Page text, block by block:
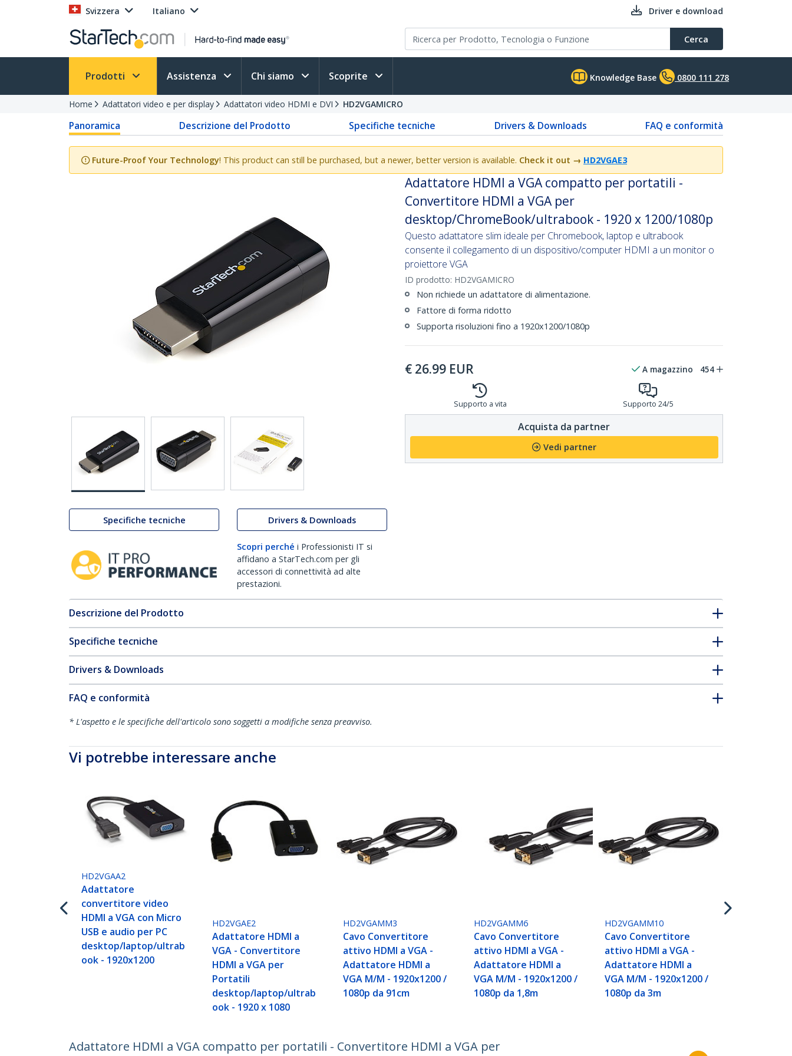
Svizzera Italiano Driver e download
Cerca
Prodotti Assistenza Chi siamo Scoprite Knowledge Base 0800 111 278
Home Adattatori video e per display Adattatori video HDMI e DVI HD2VGAMICRO
Panoramica Descrizione del Prodotto Specifiche tecniche Drivers & Downloads FAQ e conformità
Future-Proof Your Technology! This product can still be purchased, but a newer, better version is available. Check it out → HD2VGAE3
Specifiche tecniche Drivers & Downloads
Scopri perché i Professionisti IT si
affidano a StarTech.com per gli
accessori di connettività ad alte
prestazioni.
Adattatore HDMI a VGA compatto per portatili -
Convertitore HDMI a VGA per
desktop/ChromeBook/ultrabook - 1920 x 1200/1080p
Questo adattatore slim ideale per Chromebook, laptop e ultrabook
consente il collegamento di un dispositivo/computer HDMI a un monitor o
proiettore VGA
ID prodotto: HD2VGAMICRO
Non richiede un adattatore di alimentazione.
Fattore di forma ridotto
Supporta risoluzioni fino a 1920x1200/1080p
€ 26.99 EUR A magazzino 454
Supporto a vita Supporto 24/5
Acquista da partner
Vedi partner
Descrizione del Prodotto
Specifiche tecniche
Drivers & Downloads
FAQ e conformità
* L'aspetto e le specifiche dell'articolo sono soggetti a modifiche senza preavviso.
Vi potrebbe interessare anche
HD2VGAA2
Adattatore
convertitore video
HDMI a VGA con Micro
USB e audio per PC
desktop/laptop/ultrab
ook - 1920x1200
HD2VGAE2
Adattatore HDMI a
VGA - Convertitore
HDMI a VGA per
Portatili
desktop/laptop/ultrab
ook - 1920 x 1080
HD2VGAMM3
Cavo Convertitore
attivo HDMI a VGA -
Adattatore HDMI a
VGA M/M - 1920x1200 /
1080p da 91cm
HD2VGAMM6
Cavo Convertitore
attivo HDMI a VGA -
Adattatore HDMI a
VGA M/M - 1920x1200 /
1080p da 1,8m
HD2VGAMM10
Cavo Convertitore
attivo HDMI a VGA -
Adattatore HDMI a
VGA M/M - 1920x1200 /
1080p da 3m
Adattatore HDMI a VGA compatto per portatili - Convertitore HDMI a VGA per